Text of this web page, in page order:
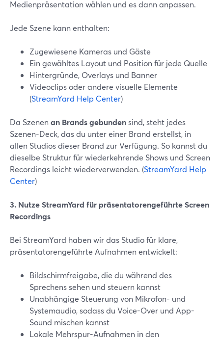
Medienpräsentation wählen und es dann anpassen.
Jede Szene kann enthalten:
Zugewiesene Kameras und Gäste
Ein gewähltes Layout und Position für jede Quelle
Hintergründe, Overlays und Banner
Videoclips oder andere visuelle Elemente
(StreamYard Help Center)
Da Szenenan Brands gebundensind, steht jedes
Szenen-Deck, das du unter einer Brand erstellst, in
allen Studios dieser Brand zur Verfügung. So kannst du
dieselbe Struktur für wiederkehrende Shows und Screen
Recordings leicht wiederverwenden. (StreamYard Help
Center)
3. Nutze StreamYard für präsentatorengeführte Screen
Recordings
Bei StreamYard haben wir das Studio für klare,
präsentatorengeführte Aufnahmen entwickelt:
Bildschirmfreigabe, die du während des
Sprechens sehen und steuern kannst
Unabhängige Steuerung von Mikrofon- und
Systemaudio, sodass du Voice-Over und App-
Sound mischen kannst
Lokale Mehrspur-Aufnahmen in den